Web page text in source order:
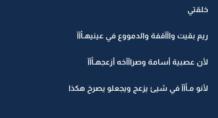
خلقتي
ريم بقيت واآآقفة والدمووع في عينيهـأآآ
لأن عصبية أسامة وصراآآخه أزعجهـأآآ
لأنو مـأآآ في شيئ يزعج ويجعلو يصرخ هكذا